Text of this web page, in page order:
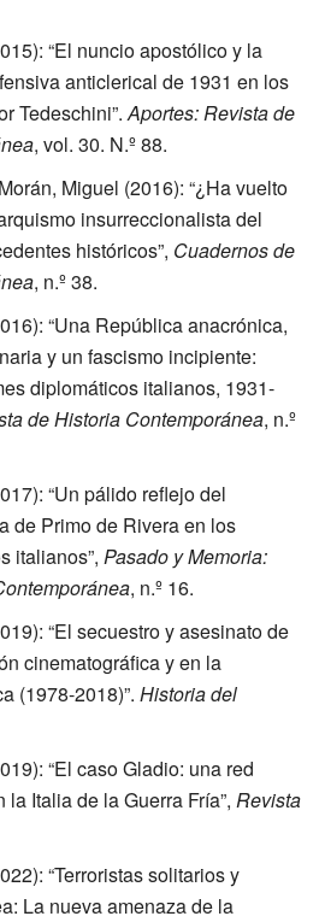
“El nuncio apostólico y la
anticlerical de 1931 en los
Tedeschini”.Aportes: Revista de
, vol. 30. N.º 88.
Miguel (2016): “¿Ha vuelto
insurreccionalista del
históricos”, Cuadernos de
, n.º 38.
“Una República anacrónica,
y un fascismo incipiente:
diplomáticos italianos, 1931-
de Historia Contemporánea, n.º
“Un pálido reflejo del
de Primo de Rivera en los
italianos”, Pasado y Memoria:
, n.º 16.
“El secuestro y asesinato de
cinematográfica y en la
(1978-2018)”. Historia del
“El caso Gladio: una red
Italia de la Guerra Fría”, Revista
“Terroristas solitarios y
La nueva amenaza de la